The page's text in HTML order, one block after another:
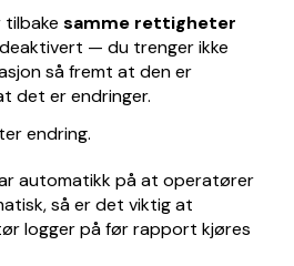
samme rettigheter
— du trenger ikke
så fremt at den er
det er endringer.
endring.
automatikk på at operatører
så er det viktig at
logger på før rapport kjøres